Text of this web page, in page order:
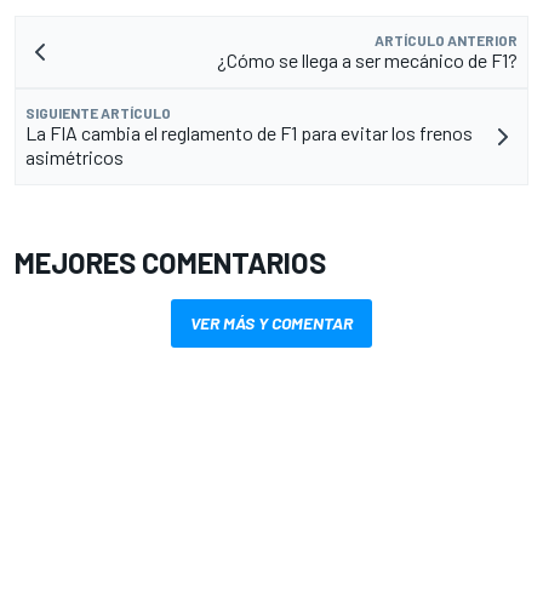
ARTÍCULO ANTERIOR
¿Cómo se llega a ser mecánico de F1?
SIGUIENTE ARTÍCULO
La FIA cambia el reglamento de F1 para evitar los frenos
asimétricos
MEJORES COMENTARIOS
VER MÁS Y COMENTAR